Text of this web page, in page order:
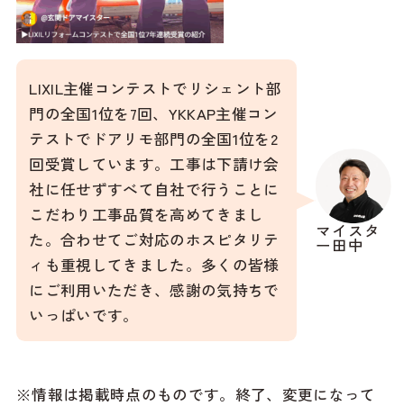
マイスタ
ー田中
LIXIL主催コンテストでリシェント部
門の全国1位を7回、YKKAP主催コン
テストでドアリモ部門の全国1位を2
回受賞しています。工事は下請け会
社に任せずすべて自社で行うことに
こだわり工事品質を高めてきまし
た。合わせてご対応のホスピタリテ
ィも重視してきました。多くの皆様
にご利用いただき、感謝の気持ちで
いっぱいです。
※情報は掲載時点のものです。終了、変更になって